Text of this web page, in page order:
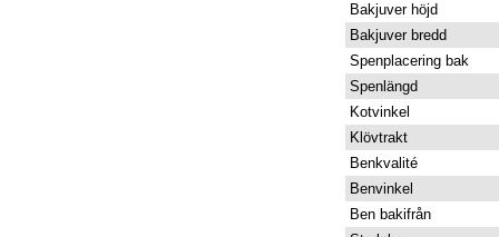
Bakjuver höjd
Bakjuver bredd
Spenplacering bak
Spenlängd
Kotvinkel
Klövtrakt
Benkvalité
Benvinkel
Ben bakifrån